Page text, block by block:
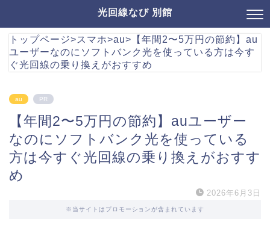
光回線なび 別館
トップページ>スマホ>au> 【年間2〜5万円の節約】au
ユーザーなのにソフトバンク光を使っている方は今す
ぐ光回線の乗り換えがおすすめ
au PR
【年間2〜5万円の節約】auユーザー
なのにソフトバンク光を使っている
方は今すぐ光回線の乗り換えがおすす
め
2026年6月3日
※当サイトはプロモーションが含まれています